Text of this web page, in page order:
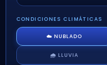
CONDICIONES CLIMÁTICAS
☁️ NUBLADO
🌧️ LLUVIA